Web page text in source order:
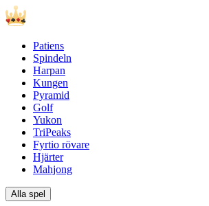
Patiens
Spindeln
Harpan
Kungen
Pyramid
Golf
Yukon
TriPeaks
Fyrtio rövare
Hjärter
Mahjong
Alla spel